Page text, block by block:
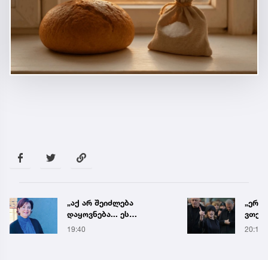
„აქ არ შეიძლება
დაყოვნება... ეს
დაავადება ყალიბდება 72
19:40 20:19